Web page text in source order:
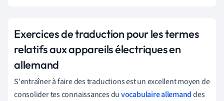
Exercices de traduction pour les termes
relatifs aux appareils électriques en
allemand
S'entraîner à faire des traductions est un excellent moyen de
consolider tes connaissances duvocabulaire allemanddes